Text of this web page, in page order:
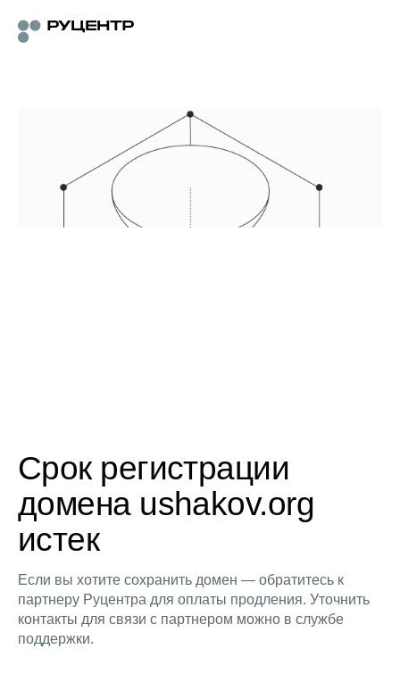
Срок регистрации
домена ushakov.org
истек
Если вы хотите сохранить домен — обратитесь к
партнеру Руцентра для оплаты продления. Уточнить
контакты для связи с партнером можно в службе
поддержки.